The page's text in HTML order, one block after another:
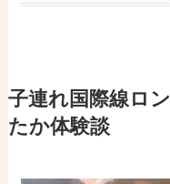
子連れ国際線ロ
たか体験談